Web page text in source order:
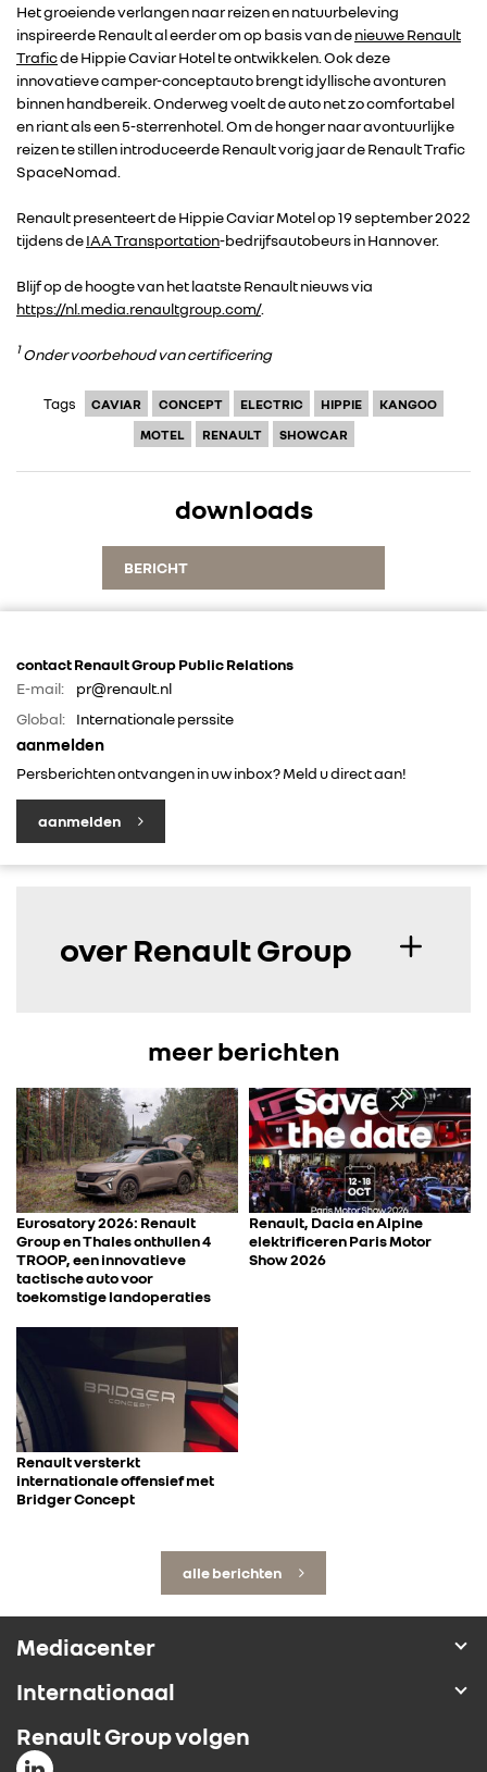
DACIA
ALPINE
ALLIANCE
FOTO’S & VIDEO’S
IN DE MEDIA
Het groeiende verlangen naar reizen en natuurbeleving
inspireerde Renault al eerder om op basis van denieuwe Renault
Traficde Hippie Caviar Hotel te ontwikkelen. Ook deze
innovatieve camper-conceptauto brengt idyllische avonturen
binnen handbereik. Onderweg voelt de auto net zo comfortabel
en riant als een 5-sterrenhotel. Om de honger naar avontuurlijke
reizen te stillen introduceerde Renault vorig jaar de Renault Trafic
SpaceNomad.
Renault presenteert de Hippie Caviar Motel op 19 september 2022
tijdens deIAA Transportation-bedrijfsautobeurs in Hannover.
Blijf op de hoogte van het laatste Renault nieuws via
https://nl.media.renaultgroup.com/.
1 Onder voorbehoud van certificering
Tags CAVIAR CONCEPT ELECTRIC HIPPIE
KANGOO
MOTEL
RENAULT SHOWCAR
downloads
BERICHT
contact Renault Group Public Relations
E-mail:
pr@renault.nl
Global:
Internationale perssite
aanmelden
Persberichten ontvangen in uw inbox? Meld u direct aan!
aanmelden
over Renault Group
meer berichten
Eurosatory 2026: Renault
Group en Thales onthullen 4
TROOP, een innovatieve
tactische auto voor
toekomstige landoperaties
Renault, Dacia en Alpine
elektrificeren Paris Motor
Show 2026
Renault versterkt
internationale offensief met
Bridger Concept
alle berichten
Mediacenter
Internationaal
Renault Group volgen